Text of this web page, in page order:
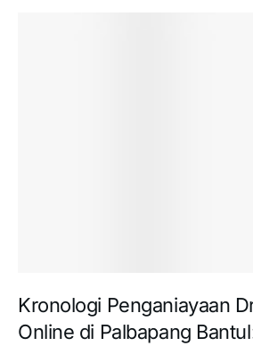
Kronologi Penganiayaan
Online di Palbapang